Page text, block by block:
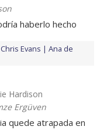
haberlo hecho
Chris Evans
Ana de
Hardison
Ergüven
quede atrapada en